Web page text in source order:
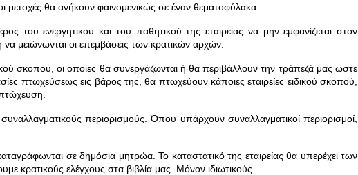
μετοχές θα ανήκουν φαινομενικώς σε έναν θεματοφύλακα.
του ενεργητικού και του παθητικού της εταιρείας να μην εμφανίζεται στον
μειώνωνται οι επεμβάσεις των κρατικών αρχών.
σκοπού, οι οποίες θα συνεργάζωνται ή θα περιβάλλουν την τράπεζά μας ώστε
πτωχεύσεως εις βάρος της, θα πτωχεύουν κάποιες εταιρείες ειδικού σκοπού,
περιορισμούς.Όπου υπάρχουν συναλλαγματικοί περιορισμοί,
σε δημόσια μητρώα. Το καταστατικό της εταιρείας θα υπερέχει των
κρατικούς ελέγχους στα βιβλία μας. Μόνον ιδιωτικούς.